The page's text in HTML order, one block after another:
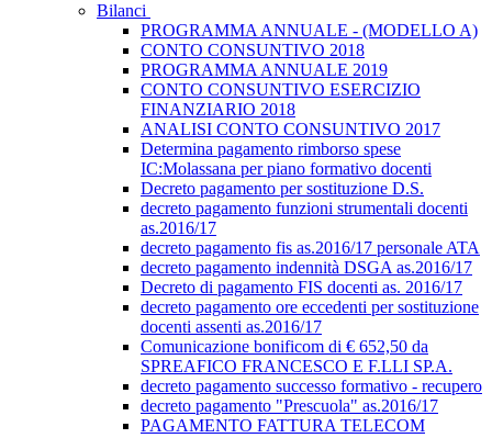
Bilanci
PROGRAMMA ANNUALE - (MODELLO A)
CONTO CONSUNTIVO 2018
PROGRAMMA ANNUALE 2019
CONTO CONSUNTIVO ESERCIZIO
FINANZIARIO 2018
ANALISI CONTO CONSUNTIVO 2017
Determina pagamento rimborso spese
IC:Molassana per piano formativo docenti
Decreto pagamento per sostituzione D.S.
decreto pagamento funzioni strumentali docenti
as.2016/17
decreto pagamento fis as.2016/17 personale ATA
decreto pagamento indennità DSGA as.2016/17
Decreto di pagamento FIS docenti as. 2016/17
decreto pagamento ore eccedenti per sostituzione
docenti assenti as.2016/17
Comunicazione bonificom di € 652,50 da
SPREAFICO FRANCESCO E F.LLI SP.A.
decreto pagamento successo formativo - recupero
decreto pagamento "Prescuola" as.2016/17
PAGAMENTO FATTURA TELECOM